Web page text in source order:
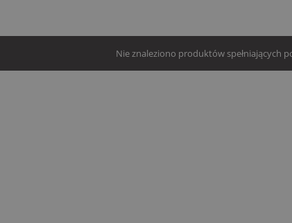
Nie znaleziono produktów spełniających